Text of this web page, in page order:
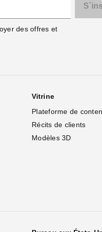
des offres et
Vitrine
Plateforme de
Récits de clients
Modèles 3D